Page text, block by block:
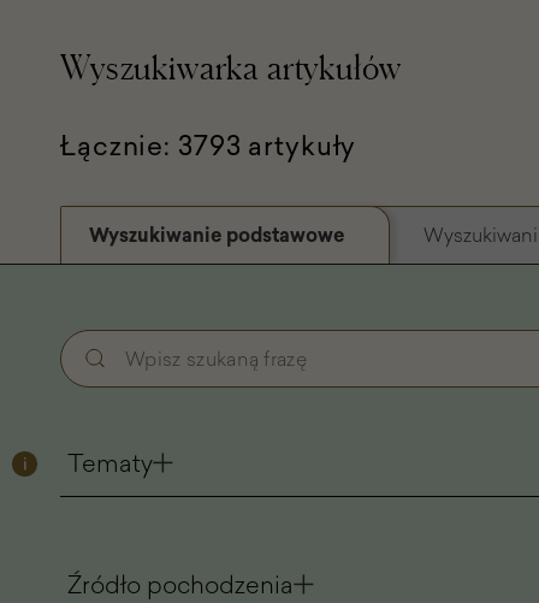
Wyszukiwarka artykułów
Łącznie: 3793 artykuły
Wyszukiwanie podstawowe
Wyszukiwanie
podstawowe
-
Filtry
Wpisz
szukaną
frazę
Tematy
Źródło pochodzenia